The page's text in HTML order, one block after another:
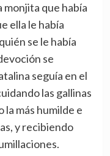
monjita que había
ella le había
se le había
se
seguía en el
las gallinas
más humilde e
y recibiendo